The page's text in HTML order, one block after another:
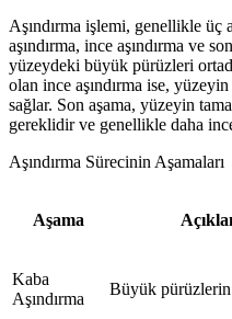
Aşındırma işlemi, genellikle üç
aşındırma, ince aşındırma ve
yüzeydeki büyük pürüzleri
olan ince aşındırma ise,
sağlar. Son aşama, yüzeyin
gereklidir ve genellikle daha
Aşındırma Sürecinin Aşamaları
Aşama
Kaba
Aşındırma
Büyük